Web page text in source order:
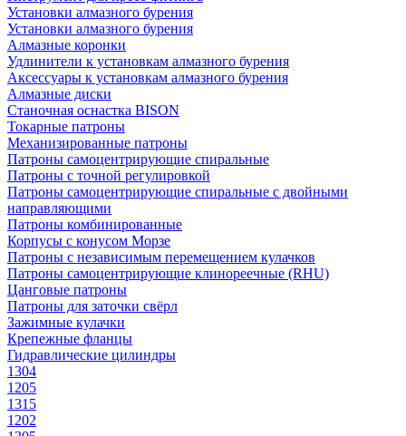
Установки алмазного бурения
Установки алмазного бурения
Алмазные коронки
Удлинители к установкам алмазного бурения
Аксессуары к установкам алмазного бурения
Алмазные диски
Станочная оснастка BISON
Токарные патроны
Механизированные патроны
Патроны самоцентрирующие спиральные
Патроны с точной регулировкой
Патроны самоцентрирующие спиральные с двойными
направляющими
Патроны комбинированные
Корпусы с конусом Морзе
Патроны с независимым перемещением кулачков
Патроны самоцентрирующие клинореечные (RHU)
Цанговые патроны
Патроны для заточки свёрл
Зажимные кулачки
Крепежные фланцы
Гидравлические цилиндры
1304
1205
1315
1202